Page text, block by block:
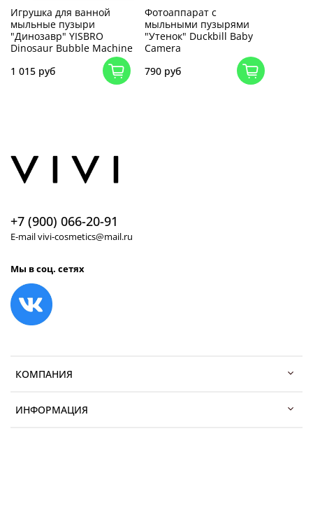
Игрушка для ванной
мыльные пузыри
"Динозавр" YISBRO
Dinosaur Bubble Machine
1 015 руб
Фотоаппарат с
мыльными пузырями
"Утенок" Duckbill Baby
Camera
790 руб
КОМПАНИЯ
ИНФОРМАЦИЯ
+7 (900) 066-20-91
E-mail vivi-cosmetics@mail.ru
Мы в соц. сетях